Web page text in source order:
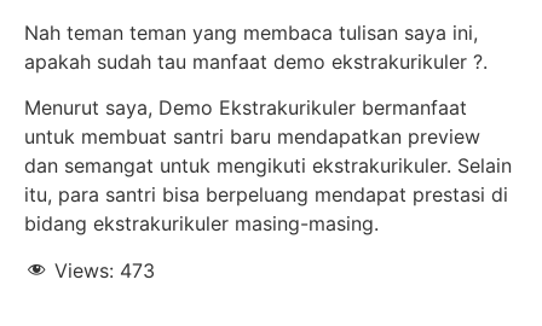
Nah teman teman yang membaca tulisan saya ini,
apakah sudah tau manfaat demo ekstrakurikuler ?.
Menurut saya, Demo Ekstrakurikuler bermanfaat
untuk membuat santri baru mendapatkan preview
dan semangat untuk mengikuti ekstrakurikuler. Selain
itu, para santri bisa berpeluang mendapat prestasi di
bidang ekstrakurikuler masing-masing.
Views: 473